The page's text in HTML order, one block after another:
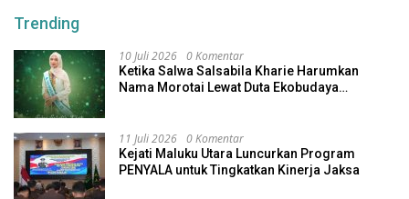
Trending
10 Juli 2026 0 Komentar
Ketika Salwa Salsabila Kharie Harumkan
Nama Morotai Lewat Duta Ekobudaya
11 Juli 2026 0 Komentar
Kejati Maluku Utara Luncurkan Program
PENYALA untuk Tingkatkan Kinerja Jaksa